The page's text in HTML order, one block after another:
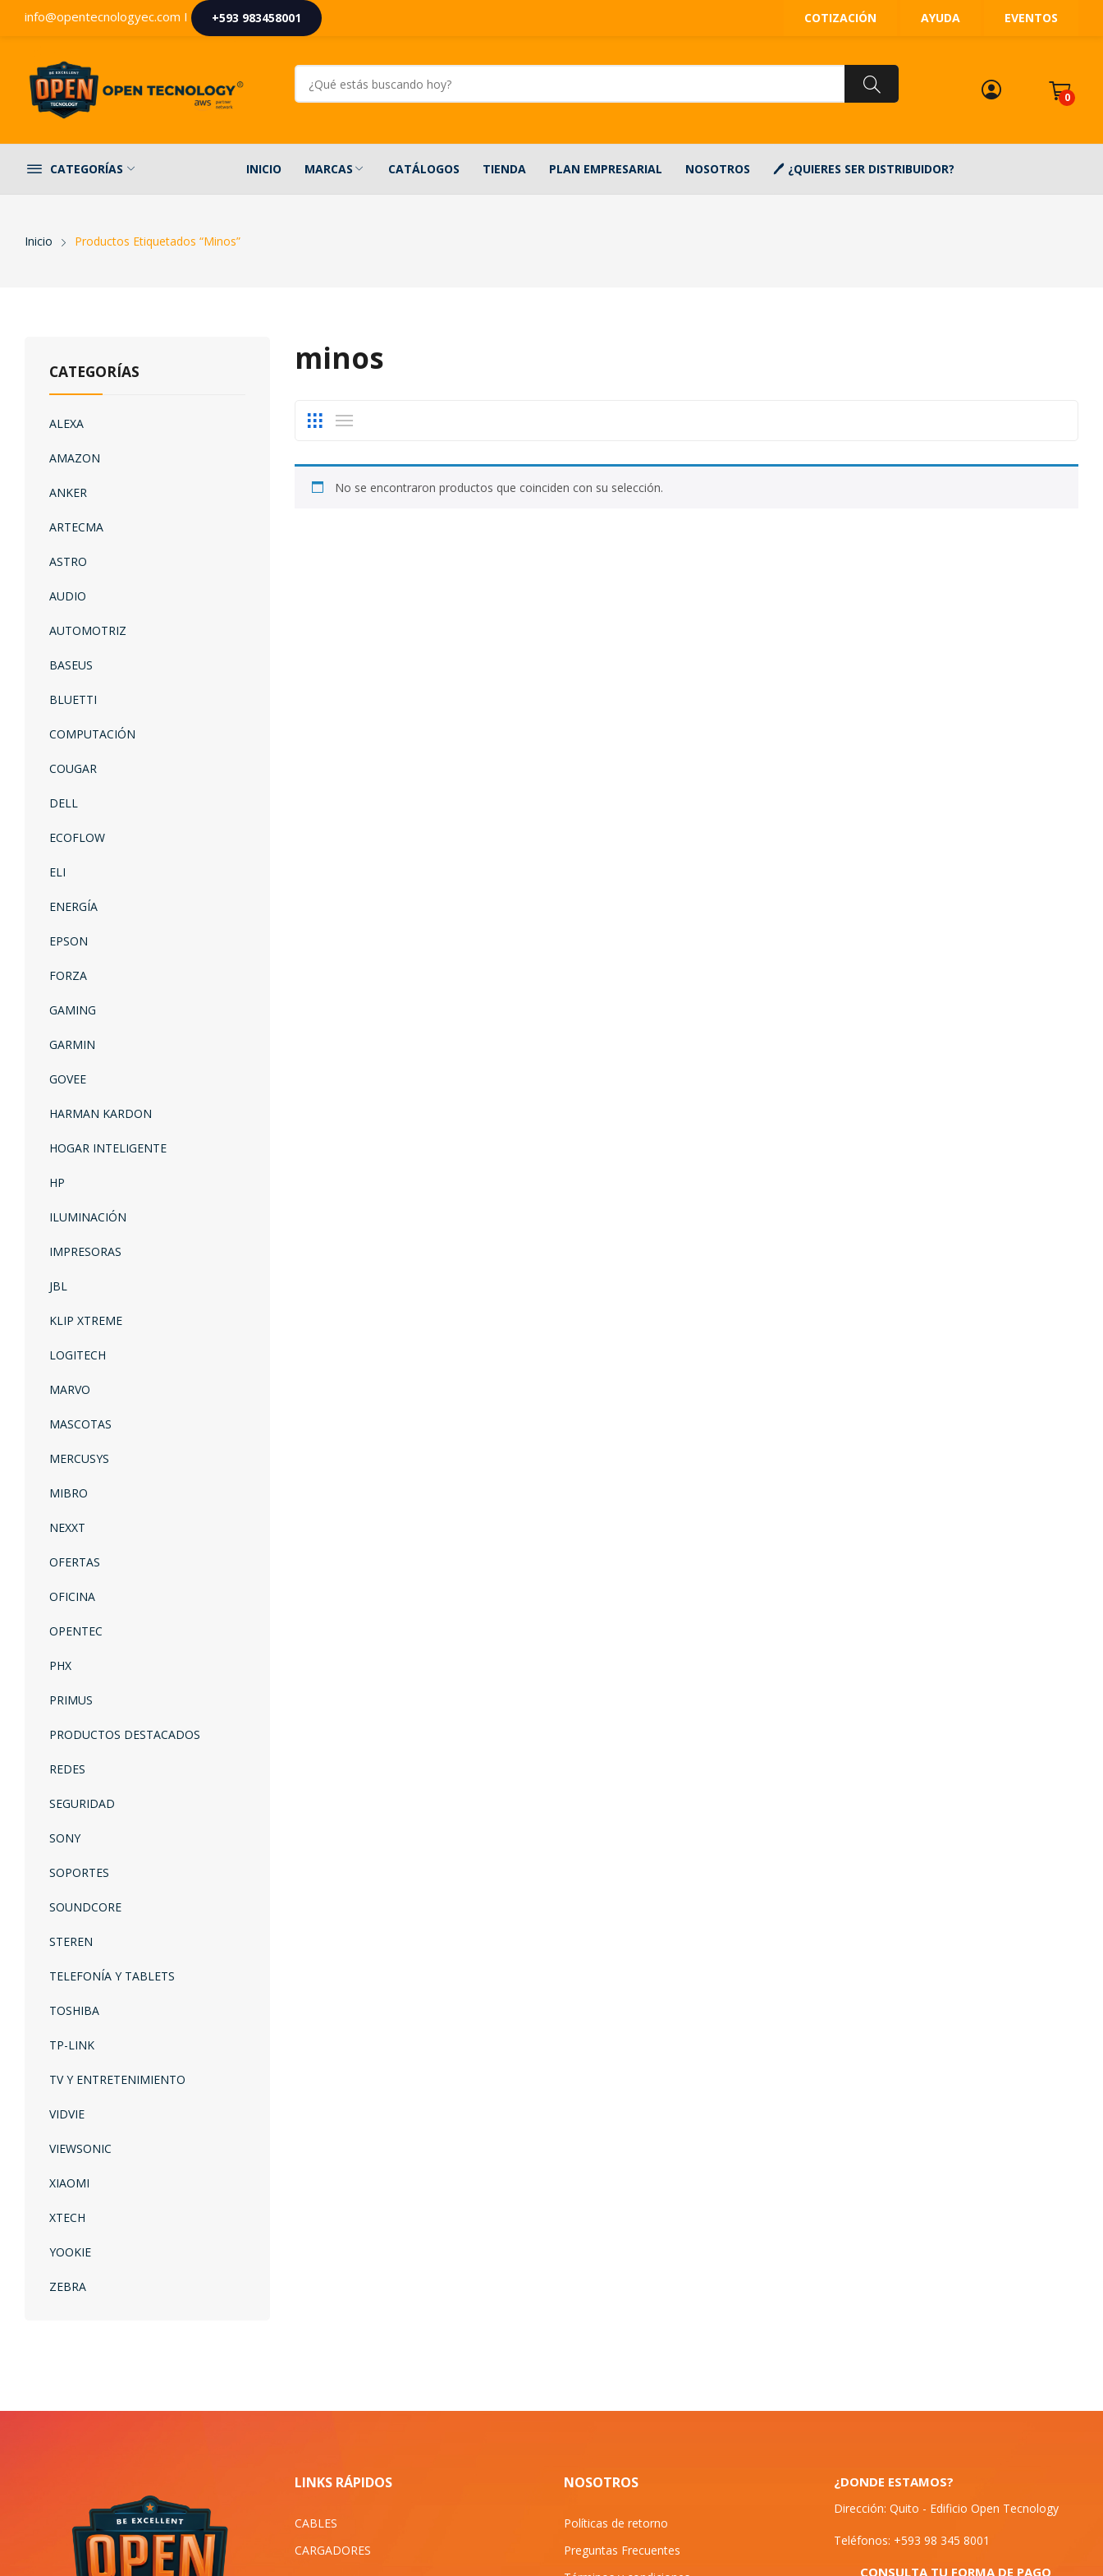
info@opentecnologyec.com I +593 983458001 COTIZACIÓN AYUDA EVENTOS
0
CATEGORÍAS INICIO MARCAS CATÁLOGOS TIENDA PLAN EMPRESARIAL NOSOTROS ¿QUIERES SER DISTRIBUIDOR?
Inicio Productos Etiquetados “minos”
minos
No se encontraron productos que coinciden con su selección.
CATEGORÍAS
ALEXA
AMAZON
ANKER
ARTECMA
ASTRO
AUDIO
AUTOMOTRIZ
BASEUS
BLUETTI
COMPUTACIÓN
COUGAR
DELL
ECOFLOW
ELI
ENERGÍA
EPSON
FORZA
GAMING
GARMIN
GOVEE
HARMAN KARDON
HOGAR INTELIGENTE
HP
ILUMINACIÓN
IMPRESORAS
JBL
KLIP XTREME
LOGITECH
MARVO
MASCOTAS
MERCUSYS
MIBRO
NEXXT
OFERTAS
OFICINA
OPENTEC
PHX
PRIMUS
PRODUCTOS DESTACADOS
REDES
SEGURIDAD
SONY
SOPORTES
SOUNDCORE
STEREN
TELEFONÍA Y TABLETS
TOSHIBA
TP-LINK
TV Y ENTRETENIMIENTO
VIDVIE
VIEWSONIC
XIAOMI
XTECH
YOOKIE
ZEBRA
LINKS RÁPIDOS
CABLES
CARGADORES
NOSOTROS
Políticas de retorno
Preguntas Frecuentes
¿DONDE ESTAMOS?
Dirección: Quito - Edificio Open Tecnology
Teléfonos: +593 98 345 8001
CONSULTA TU FORMA DE PAGO